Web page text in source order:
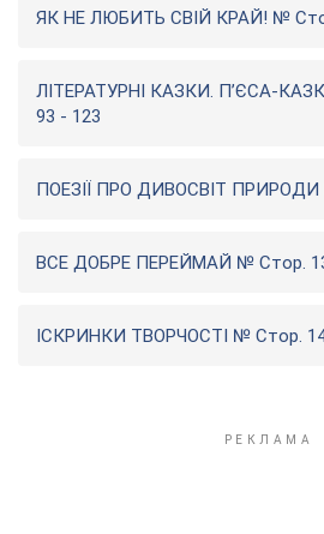
ЯК НЕ ЛЮБИТЬ СВІЙ КРАЙ! №
ЛІТЕРАТУРНІ КАЗКИ. П’ЄСА-
93 - 123
ПОЕЗІЇ ПРО ДИВОСВІТ ПРИРОДИ
ВСЕ ДОБРЕ ПЕРЕЙМАЙ № Стор.
ІСКРИНКИ ТВОРЧОСТІ № Стор.